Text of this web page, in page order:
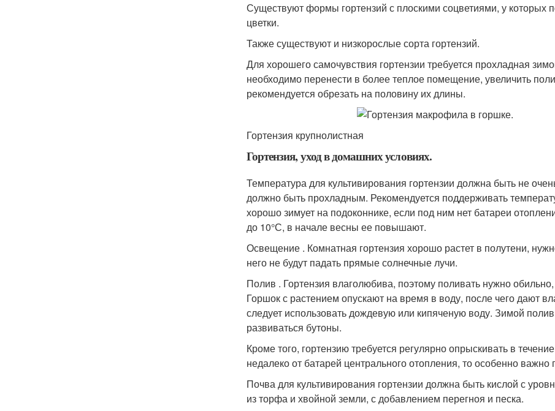
Существуют формы гортензий с плоскими соцветиями, у
цветки.
Также существуют и низкорослые сорта гортензий.
Для хорошего самочувствия гортензии требуется прохладная
необходимо перенести в более теплое помещение, увеличить
рекомендуется обрезать на половину их длины.
Гортензия крупнолистная
Гортензия, уход в домашних условиях.
Температура для культивирования гортензии должна быть не
должно быть прохладным. Рекомендуется поддерживать
хорошо зимует на подоконнике, если под ним нет батареи
до 10°С, в начале весны ее повышают.
Освещение . Комнатная гортензия хорошо растет в полутени,
него не будут падать прямые солнечные лучи.
Полив . Гортензия влаголюбива, поэтому поливать нужно
Горшок с растением опускают на время в воду, после чего дают
следует использовать дождевую или кипяченую воду. Зимой
развиваться бутоны.
Кроме того, гортензию требуется регулярно опрыскивать в
недалеко от батарей центрального отопления, то особенно
Почва для культивирования гортензии должна быть кислой с
из торфа и хвойной земли, с добавлением перегноя и песка.